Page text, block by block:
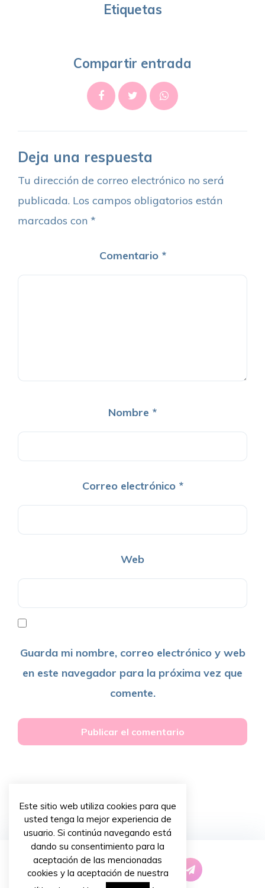
Etiquetas
Compartir entrada
Deja una respuesta
Tu dirección de correo electrónico no será
publicada. Los campos obligatorios están
marcados con *
Comentario *
Nombre *
Correo electrónico *
Web
Guarda mi nombre, correo electrónico y web
en este navegador para la próxima vez que
comente.
Este sitio web utiliza cookies para que
usted tenga la mejor experiencia de
usuario. Si continúa navegando está
dando su consentimiento para la
aceptación de las mencionadas
cookies y la aceptación de nuestra